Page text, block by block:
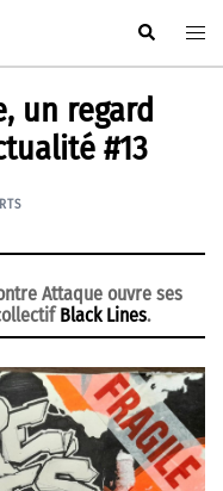
Rechercher
un regard
#13
Attaque ouvre ses
Black Lines.